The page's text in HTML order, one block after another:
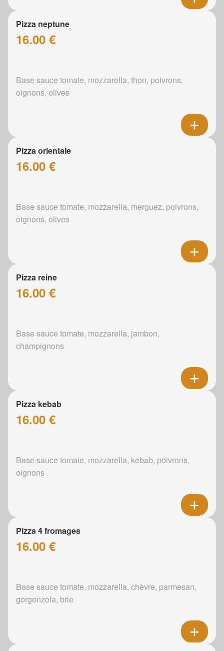
Pizza neptune
16.00 €
Base sauce tomate, mozzarella, thon, poivrons,
oignons, olives
Pizza orientale
16.00 €
Base sauce tomate, mozzarella, merguez, poivrons,
oignons, olives
Pizza reine
16.00 €
Base sauce tomate, mozzarella, jambon,
champignons
Pizza kebab
16.00 €
Base sauce tomate, mozzarella, kebab, poivrons,
oignons
Pizza 4 fromages
16.00 €
Base sauce tomate, mozzarella, chèvre, parmesan,
gorgonzola, brie